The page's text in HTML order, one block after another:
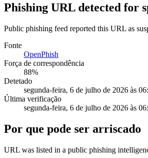
Phishing URL detected for
Public phishing feed reported this URL as
Fonte
OpenPhish
Força de correspondência
88%
Detetado
segunda-feira, 6 de julho de 2026 às
Última verificação
segunda-feira, 6 de julho de 2026 às
Por que pode ser arriscado
URL was listed in a public phishing